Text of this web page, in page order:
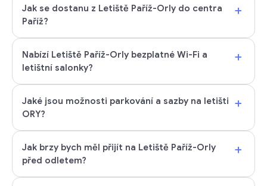
Jak se dostanu z Letiště Paříž-Orly do centra
Paříž?
+
Nabízí Letiště Paříž-Orly bezplatné Wi-Fi a
letištní salonky?
+
Jaké jsou možnosti parkování a sazby na letišti
ORY?
+
Jak brzy bych měl přijít na Letiště Paříž-Orly
před odletem?
+